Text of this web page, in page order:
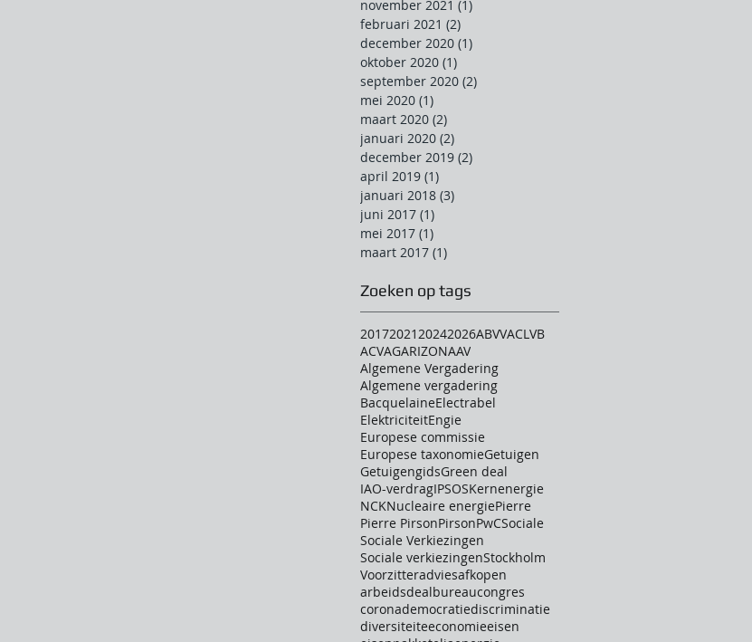
november 2021 (1)
februari 2021 (2)
december 2020 (1)
oktober 2020 (1)
september 2020 (2)
mei 2020 (1)
maart 2020 (2)
januari 2020 (2)
december 2019 (2)
april 2019 (1)
januari 2018 (3)
juni 2017 (1)
mei 2017 (1)
maart 2017 (1)
Zoeken op tags
20172021 20242026ABVVACLVB
ACVAGARIZONAAV
Algemene Vergadering
Algemene vergadering
BacquelaineElectrabel
ElektriciteitEngie
Europese commissie
Europese taxonomieGetuigen
GetuigengidsGreen deal
IAO-verdragIPSOSKernenergie
NCKNucleaire energiePierre
Pierre PirsonPirsonPwCSociale
Sociale Verkiezingen
Sociale verkiezingenStockholm
Voorzitteradviesafkopen
arbeidsdealbureaucongres
coronademocratiediscriminatie
diversiteiteeconomieeisen